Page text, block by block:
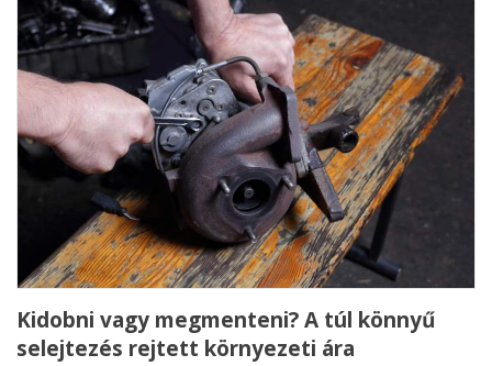
Kidobni vagy megmenteni? A túl könnyű
selejtezés rejtett környezeti ára